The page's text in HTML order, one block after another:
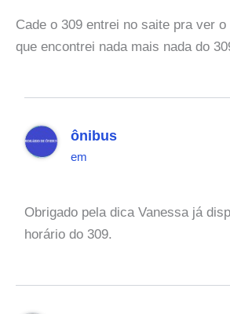
Cade o 309 entrei no saite pra ver
que encontrei nada mais nada do
ônibus
em
Obrigado pela dica Vanessa já
horário do 309.